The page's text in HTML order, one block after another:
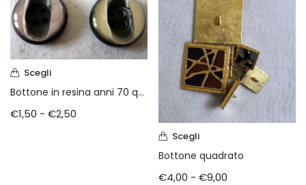
Scegli
Bottone in resina anni 70 quattro fori
€1,50 - €2,50
Scegli
Bottone quadrato
€4,00 - €9,00